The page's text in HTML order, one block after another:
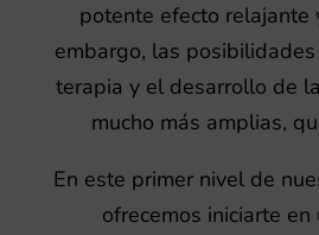
potente efecto relajante
embargo, las
terapia y el desarrollo de
mucho más amplias,
En este primer nivel de
ofrecemos iniciarte